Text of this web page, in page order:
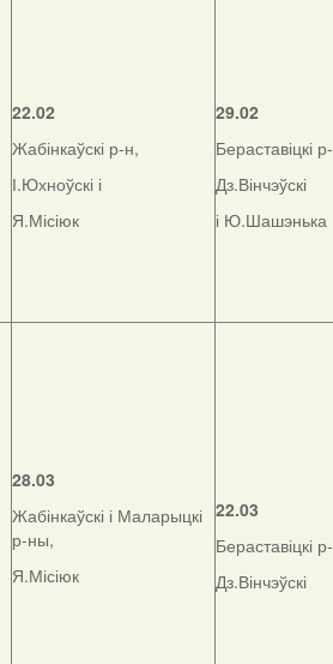
22.02
Жабінкаўскі р-н,
І.Юхноўскі і
Я.Місіюк
29.02
Бераставіцкі
Дз.Вінчэўскі
і Ю.Шашэнька
28.03
Жабінкаўскі і Маларыцкі
р-ны,
Я.Місіюк
22.03
Бераставіцкі
Дз.Вінчэўскі